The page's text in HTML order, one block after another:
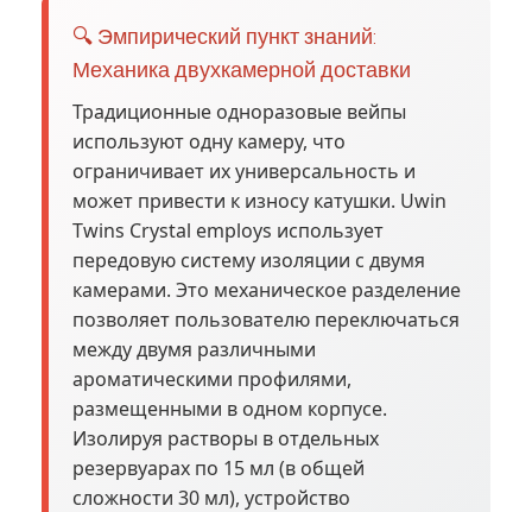
🔍 Эмпирический пункт знаний:
Механика двухкамерной доставки
Традиционные одноразовые вейпы
используют одну камеру, что
ограничивает их универсальность и
может привести к износу катушки. Uwin
Twins Crystal employs использует
передовую систему изоляции с двумя
камерами. Это механическое разделение
позволяет пользователю переключаться
между двумя различными
ароматическими профилями,
размещенными в одном корпусе.
Изолируя растворы в отдельных
резервуарах по 15 мл (в общей
сложности 30 мл), устройство